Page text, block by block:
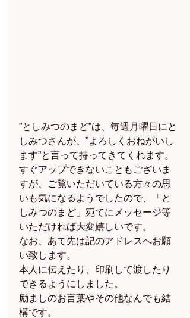
”としみつのまど”は、毎週月曜日にと
しみつさんが、”よろしくおねがいし
ます”と言って持ってきてくれます。
すぐアップできないこともございま
すが、ご覧いただいている方々の思
いも気になるようでしたので、「と
しみつのまど」宛てにメッセージ等
いただければ大変嬉しいです。
なお、あて先は記のアドレスへお願
い致します。
本人に伝えたり、印刷して渡したり
できるようにしました。
励ましのお言葉やその他なんでも結
構です。